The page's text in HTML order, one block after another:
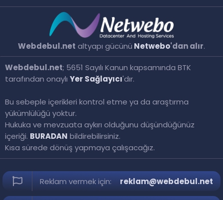
Webdebul.net; 5651 Sayılı Kanun kapsamında BTK
tarafından onaylı Yer Sağlayıcı'dır.
Bu sebeple içerikleri kontrol etme ya da araştırma
yükümlülüğü yoktur.
Hukuka ve mevzuata aykırı olduğunu düşündüğünüz
içeriği. BURADAN bildirebilirsiniz.
Kısa sürede dönüş yapmaya çalışacağız.
Webdebul.net altyapı gücünü Netwebo'dan alır.
Reklam vermek için: reklam@webdebul.net